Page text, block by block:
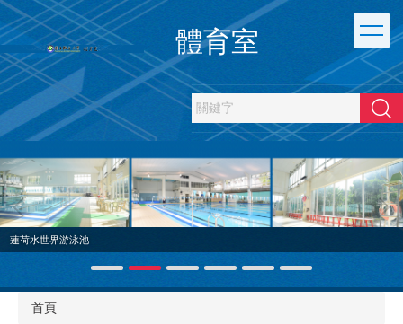
跳
到
要
內
容
區
體育室
搜尋
蓮荷水世界游泳池
首頁